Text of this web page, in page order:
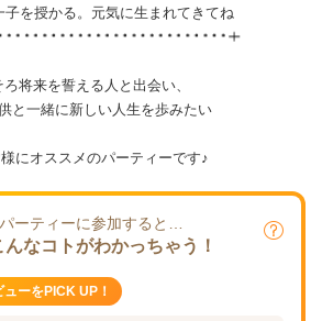
子を授かる。元気に生まれてきてね
ろ将来を誓える人と出会い、
と一緒に新しい人生を歩みたい
にオススメのパーティーです♪
ーティーに参加すると…
なコトがわかっちゃう！
ーをPICK UP！